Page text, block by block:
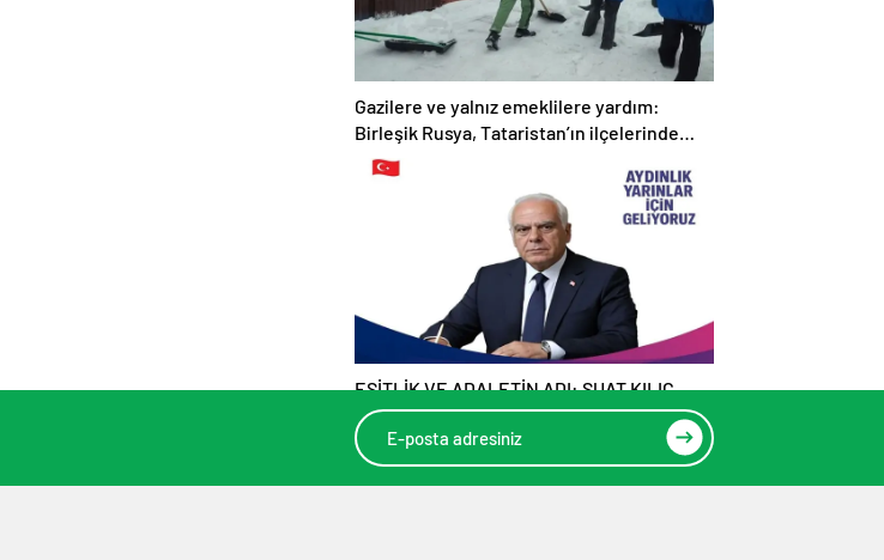
Gazilere ve yalnız emeklilere yardım:
Birleşik Rusya, Tataristan’ın ilçelerinde
“Kar İnişi” kampanyası düzenliyor
EŞİTLİK VE ADALETİN ADI: SUAT KILIÇ